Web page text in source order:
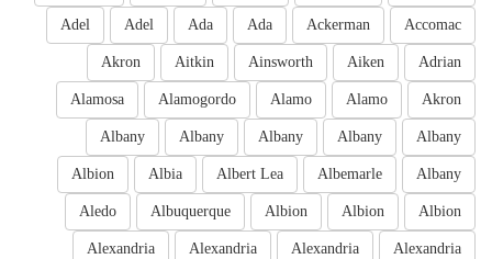
Accomac
Ackerman
Ada
Ada
Adel
Adel
Adrian
Aiken
Ainsworth
Aitkin
Akron
Akron
Alamo
Alamo
Alamogordo
Alamosa
Albany
Albany
Albany
Albany
Albany
Albany
Albemarle
Albert Lea
Albia
Albion
Albion
Albion
Albion
Albuquerque
Aledo
Alexandria
Alexandria
Alexandria
Alexandria